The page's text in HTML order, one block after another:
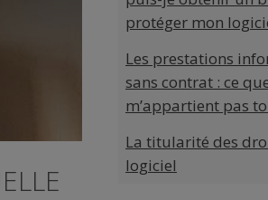
protéger mon
Les prestations
sans contrat : ce
m’appartient pas
La titularité des
logiciel